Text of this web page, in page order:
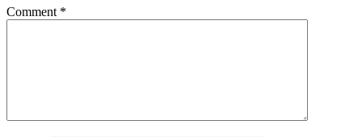
Comment *